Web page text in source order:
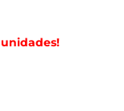
unidades!